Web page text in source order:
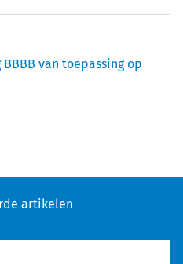
van toepassing op
artikelen